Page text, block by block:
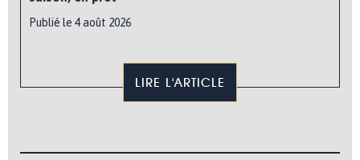
Publié le 4 août 2026
LIRE L'ARTICLE